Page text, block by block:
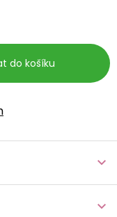
do košíku